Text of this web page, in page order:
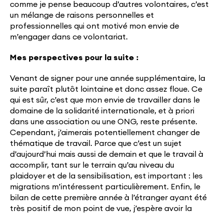
comme je pense beaucoup d’autres volontaires, c’est
un mélange de raisons personnelles et
professionnelles qui ont motivé mon envie de
m’engager dans ce volontariat.
Mes perspectives pour la suite :
Venant de signer pour une année supplémentaire, la
suite paraît plutôt lointaine et donc assez floue. Ce
qui est sûr, c’est que mon envie de travailler dans le
domaine de la solidarité internationale, et à priori
dans une association ou une ONG, reste présente.
Cependant, j’aimerais potentiellement changer de
thématique de travail. Parce que c’est un sujet
d’aujourd’hui mais aussi de demain et que le travail à
accomplir, tant sur le terrain qu’au niveau du
plaidoyer et de la sensibilisation, est important : les
migrations m’intéressent particulièrement. Enfin, le
bilan de cette première année à l’étranger ayant été
très positif de mon point de vue, j’espère avoir la